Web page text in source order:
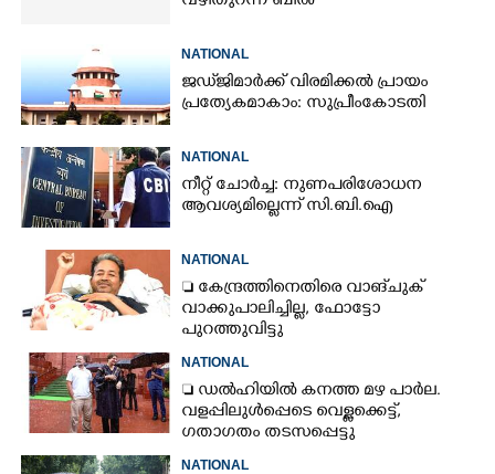
NATIONAL
ജഡ്‌ജിമാർക്ക് വിരമിക്കൽ പ്രായം
പ്രത്യേകമാകാം: സുപ്രീംകോടതി
NATIONAL
നീറ്റ് ചോർച്ച: നുണപരിശോധന
ആവശ്യമില്ലെന്ന് സി.ബി.ഐ
NATIONAL
 കേന്ദ്രത്തിനെതിരെ വാങ്‌ചുക്
വാക്കുപാലിച്ചില്ല, ഫോട്ടോ
പുറത്തുവിട്ടു
NATIONAL
 ഡൽഹിയിൽ കനത്ത മഴ പാർല.
വളപ്പിലുൾപ്പെടെ വെള്ളക്കെട്ട്,
ഗതാഗതം തടസപ്പെട്ടു
NATIONAL